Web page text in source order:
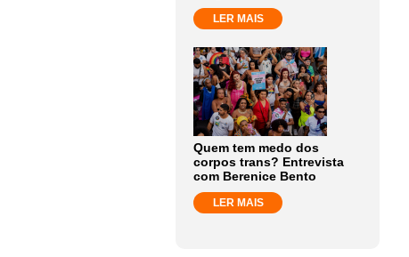
LER MAIS
Quem tem medo dos
corpos trans? Entrevista
com Berenice Bento
LER MAIS